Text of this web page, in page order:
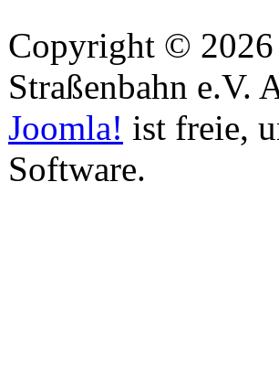
Copyright © 2026
Straßenbahn e.V.
Joomla! ist freie,
Software.